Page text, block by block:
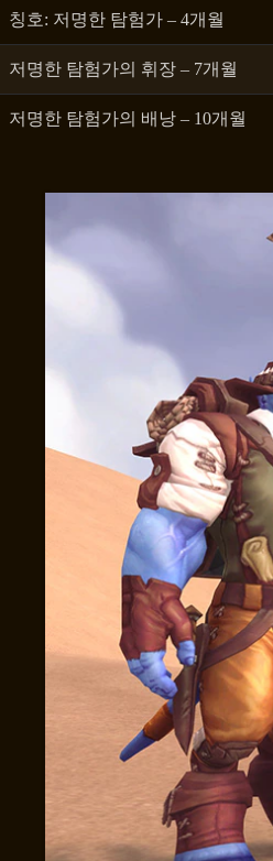
칭호: 저명한 탐험가 – 4개월
저명한 탐험가의 휘장 – 7개월
저명한 탐험가의 배낭 – 10개월